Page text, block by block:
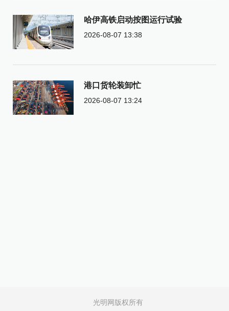
哈伊高铁启动按图运行试验
2026-08-07 13:38
港口货轮装卸忙
2026-08-07 13:24
光明网版权所有